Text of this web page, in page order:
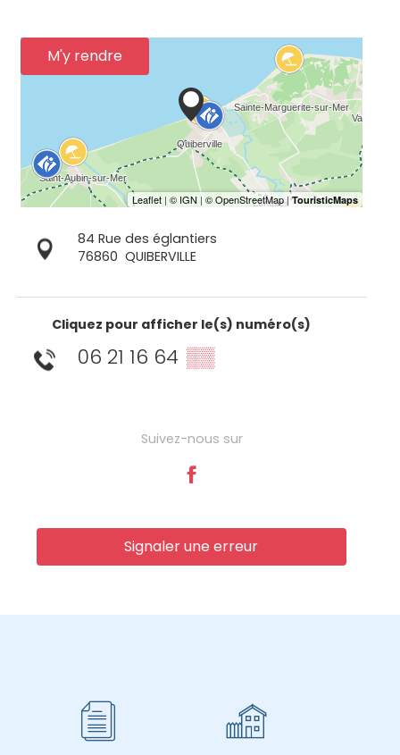
M'y rendre
84 Rue des églantiers
76860 QUIBERVILLE
Cliquez pour afficher le(s) numéro(s)
06 21 16 64 ▒▒
Suivez-nous sur
Signaler une erreur